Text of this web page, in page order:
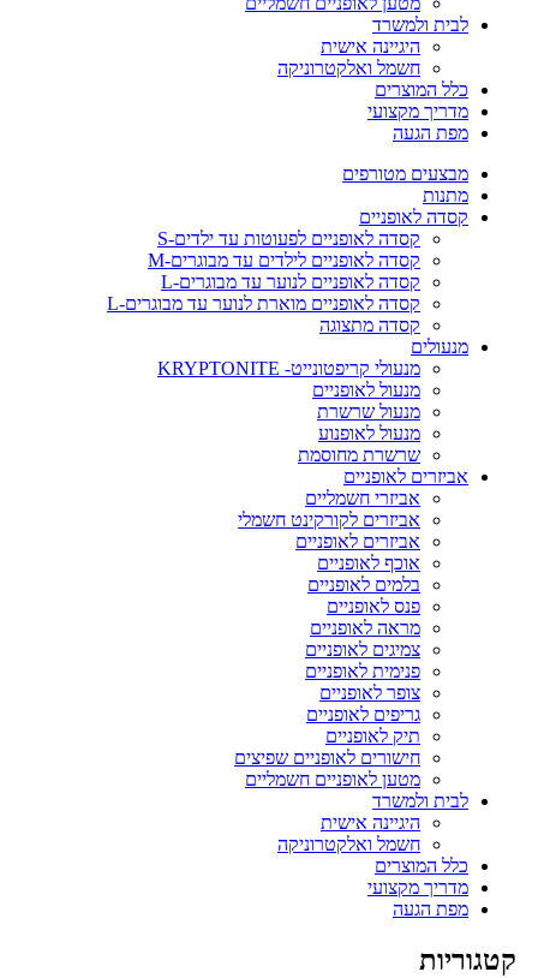
לבית ולמשרד
היגיינה אישית
חשמל ואלקטרוניקה
כלל המוצרים
מדריך מקצועי
מפת הגעה
מבצעים מטורפים
מתנות
קסדה לאופניים
קסדה לאופניים לפעוטות עד ילדים-S
קסדה לאופניים לילדים עד מבוגרים-M
קסדה לאופניים לנוער עד מבוגרים-L
קסדה לאופניים מוארת לנוער עד מבוגרים-L
קסדה מתצוגה
מנעולים
מנעולי קריפטונייט- KRYPTONITE
מנעול לאופניים
מנעול שרשרת
מנעול לאופנוע
שרשרת מחוסמת
אביזרים לאופניים
אביזרי חשמליים
אביזרים לקורקינט חשמלי
אביזרים לאופניים
אוכף לאופניים
בלמים לאופניים
פנס לאופניים
מראה לאופניים
צמיגים לאופניים
פנימית לאופניים
צופר לאופניים
גריפים לאופניים
תיק לאופניים
חישורים לאופניים שפיצים
מטען לאופניים חשמליים
לבית ולמשרד
היגיינה אישית
חשמל ואלקטרוניקה
כלל המוצרים
מדריך מקצועי
מפת הגעה
קטגוריות